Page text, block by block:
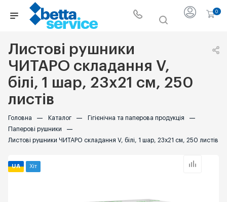
0
Листові рушники
ЧИТАРО складання V,
білі, 1 шар, 23х21 см, 250
листів
Головна — Каталог — Гігієнічна та паперова продукція —
Паперові рушники —
Листові рушники ЧИТАРО складання V, білі, 1 шар, 23х21 см, 250 листів
UA Хіт